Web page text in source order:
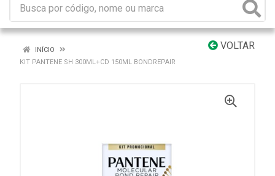
VOLTAR
INÍCIO
KIT PANTENE SH 300ML+CD 150ML BONDREPAIR